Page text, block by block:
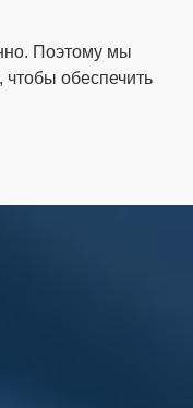
Поэтому мы
чтобы обеспечить